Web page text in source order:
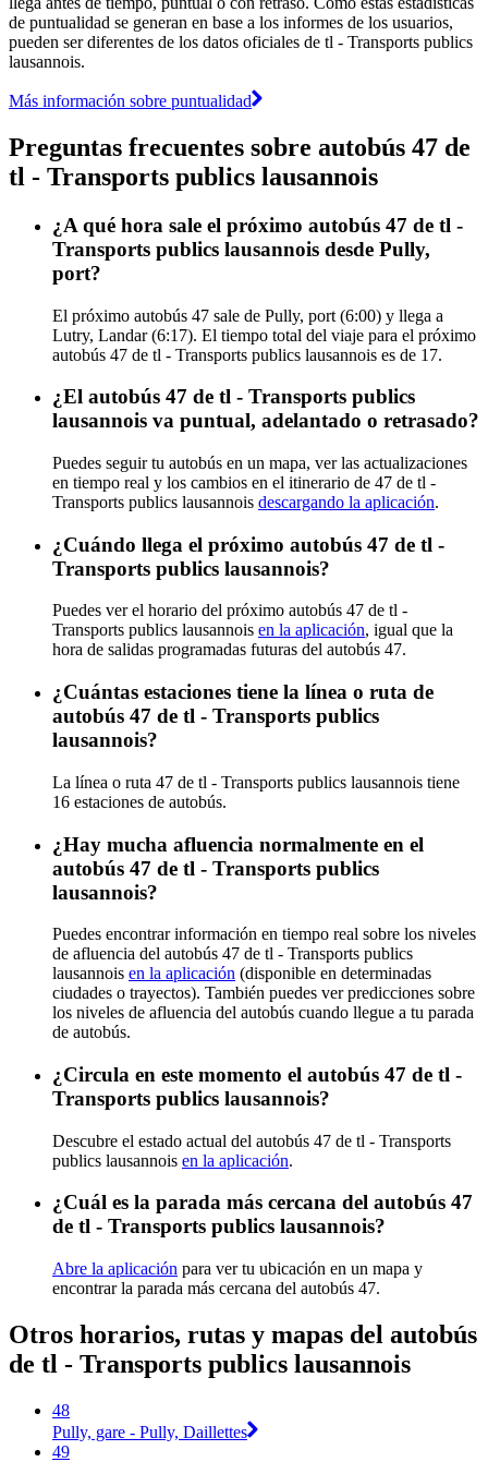
de puntualidad se generan en base a los informes de los usuarios,
pueden ser diferentes de los datos oficiales de tl - Transports publics
lausannois.
Más información sobre puntualidad
Preguntas frecuentes sobre autobús 47 de
tl - Transports publics lausannois
¿A qué hora sale el próximo autobús 47 de tl -
Transports publics lausannois desde Pully,
port?
El próximo autobús 47 sale de Pully, port (6:00) y llega a
Lutry, Landar (6:17). El tiempo total del viaje para el próximo
autobús 47 de tl - Transports publics lausannois es de 17.
¿El autobús 47 de tl - Transports publics
lausannois va puntual, adelantado o retrasado?
Puedes seguir tu autobús en un mapa, ver las actualizaciones
en tiempo real y los cambios en el itinerario de 47 de tl -
Transports publics lausannois descargando la aplicación.
¿Cuándo llega el próximo autobús 47 de tl -
Transports publics lausannois?
Puedes ver el horario del próximo autobús 47 de tl -
Transports publics lausannois en la aplicación, igual que la
hora de salidas programadas futuras del autobús 47.
¿Cuántas estaciones tiene la línea o ruta de
autobús 47 de tl - Transports publics
lausannois?
La línea o ruta 47 de tl - Transports publics lausannois tiene
16 estaciones de autobús.
¿Hay mucha afluencia normalmente en el
autobús 47 de tl - Transports publics
lausannois?
Puedes encontrar información en tiempo real sobre los niveles
de afluencia del autobús 47 de tl - Transports publics
lausannois en la aplicación (disponible en determinadas
ciudades o trayectos). También puedes ver predicciones sobre
los niveles de afluencia del autobús cuando llegue a tu parada
de autobús.
¿Circula en este momento el autobús 47 de tl -
Transports publics lausannois?
Descubre el estado actual del autobús 47 de tl - Transports
publics lausannois en la aplicación.
¿Cuál es la parada más cercana del autobús 47
de tl - Transports publics lausannois?
Abre la aplicación para ver tu ubicación en un mapa y
encontrar la parada más cercana del autobús 47.
Otros horarios, rutas y mapas del autobús
de tl - Transports publics lausannois
48
Pully, gare - Pully, Daillettes
49